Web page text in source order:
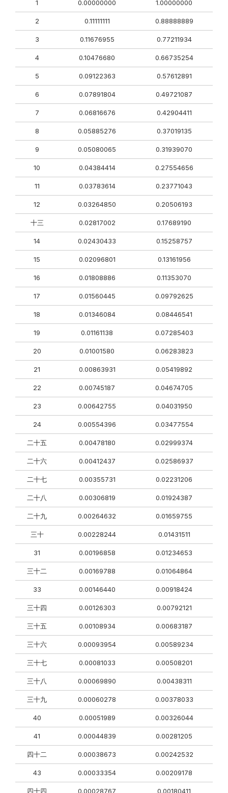
1 0.00000000 1.00000000
2 0.11111111 0.88888889
3 0.11676955 0.77211934
4 0.10476680 0.66735254
5 0.09122363 0.57612891
6 0.07891804 0.49721087
7 0.06816676 0.42904411
8 0.05885276 0.37019135
9 0.05080065 0.31939070
10 0.04384414 0.27554656
11 0.03783614 0.23771043
12 0.03264850 0.20506193
十三 0.02817002 0.17689190
14 0.02430433 0.15258757
15 0.02096801 0.13161956
16 0.01808886 0.11353070
17 0.01560445 0.09792625
18 0.01346084 0.08446541
19 0.01161138 0.07285403
20 0.01001580 0.06283823
21 0.00863931 0.05419892
22 0.00745187 0.04674705
23 0.00642755 0.04031950
24 0.00554396 0.03477554
二十五 0.00478180 0.02999374
二十六 0.00412437 0.02586937
二十七 0.00355731 0.02231206
二十八 0.00306819 0.01924387
二十九 0.00264632 0.01659755
三十 0.00228244 0.01431511
31 0.00196858 0.01234653
三十二 0.00169788 0.01064864
33 0.00146440 0.00918424
三十四 0.00126303 0.00792121
三十五 0.00108934 0.00683187
三十六 0.00093954 0.00589234
三十七 0.00081033 0.00508201
三十八 0.00069890 0.00438311
三十九 0.00060278 0.00378033
40 0.00051989 0.00326044
41 0.00044839 0.00281205
四十二 0.00038673 0.00242532
43 0.00033354 0.00209178
四十四 0.00028767 0.00180411